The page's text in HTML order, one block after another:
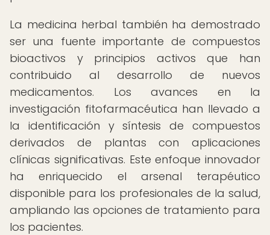
La medicina herbal también ha demostrado
ser una fuente importante de compuestos
bioactivos y principios activos que han
contribuido al desarrollo de nuevos
medicamentos. Los avances en la
investigación fitofarmacéutica han llevado a
la identificación y síntesis de compuestos
derivados de plantas con aplicaciones
clínicas significativas. Este enfoque innovador
ha enriquecido el arsenal terapéutico
disponible para los profesionales de la salud,
ampliando las opciones de tratamiento para
los pacientes.